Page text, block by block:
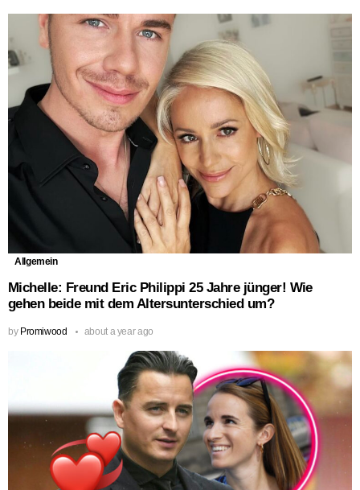
Allgemein
Michelle: Freund Eric Philippi 25 Jahre jünger! Wie
gehen beide mit dem Altersunterschied um?
by Promiwood about a year ago